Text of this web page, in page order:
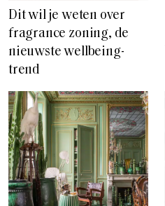
Dit wil je weten over
fragrance zoning, de
nieuwste wellbeing-
trend